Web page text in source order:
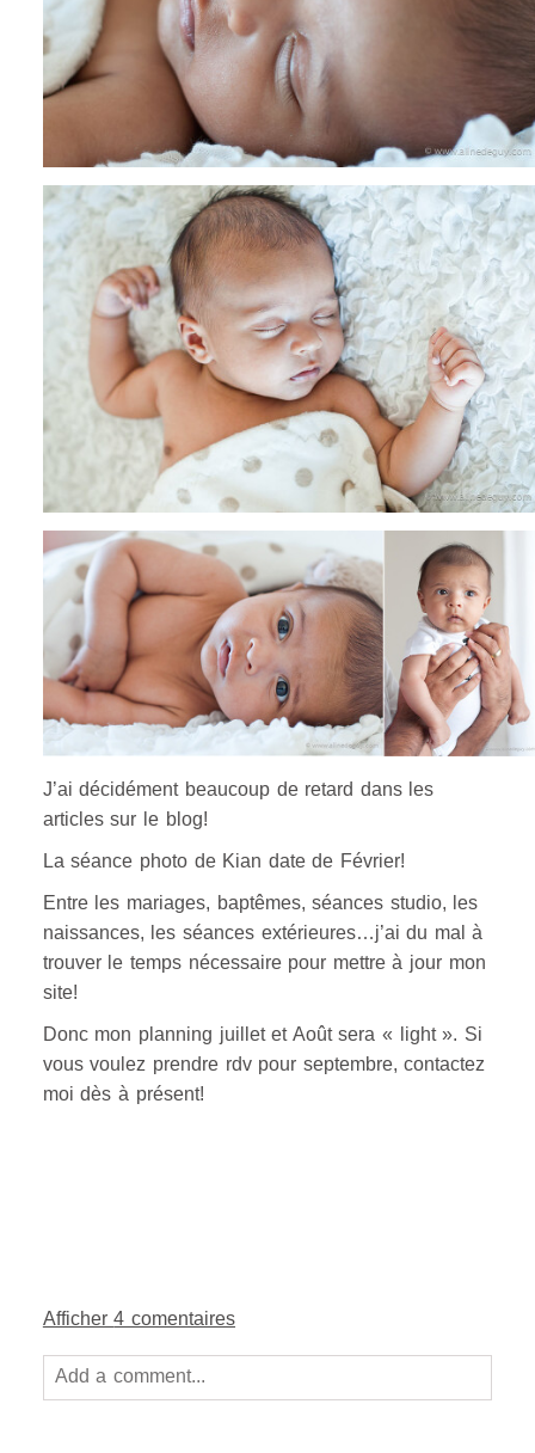
J’ai décidément beaucoup de retard dans les
articles sur le blog!
La séance photo de Kian date de Février!
Entre les mariages, baptêmes, séances studio, les
naissances, les séances extérieures…j’ai du mal à
trouver le temps nécessaire pour mettre à jour mon
site!
Donc mon planning juillet et Août sera « light ». Si
vous voulez prendre rdv pour septembre, contactez
moi dès à présent!
Afficher4 comentaires
Add a comment...